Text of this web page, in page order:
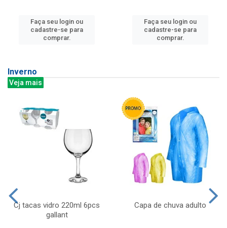
Faça seu login ou
cadastre-se para
comprar.
Faça seu login ou
cadastre-se para
comprar.
Inverno
Veja mais
Cj tacas vidro 220ml 6pcs
gallant
Capa de chuva adulto